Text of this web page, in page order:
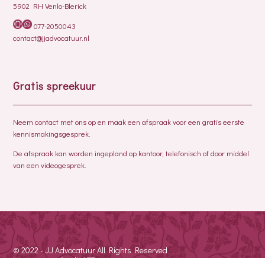
5902 RH Venlo-Blerick
077-2050043
contact@jjadvocatuur.nl
Gratis spreekuur
Neem contact met ons op en maak een afspraak voor een gratis eerste
kennismakingsgesprek.
De afspraak kan worden ingepland op kantoor, telefonisch of door middel
van een videogesprek.
© 2022 - JJ Advocatuur All Rights Reserved